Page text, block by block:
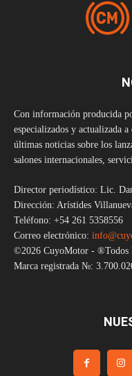
Con información producida
especializados y actualizada
últimas noticias sobre los
salones internacionales,
Director periodístico: Lic.
Dirección: Arístides
Teléfono: +54 261 5358556
Correo electrónico:
©2026 CuyoMotor - ®Todos
Marca registrada №: